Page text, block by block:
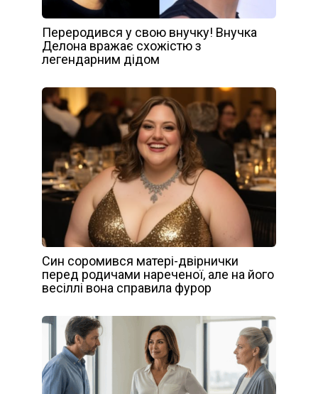
Переродився у свою внучку! Внучка
Делона вражає схожістю з
легендарним дідом
Син соромився матері-двірнички
перед родичами нареченої, але на його
весіллі вона справила фурор